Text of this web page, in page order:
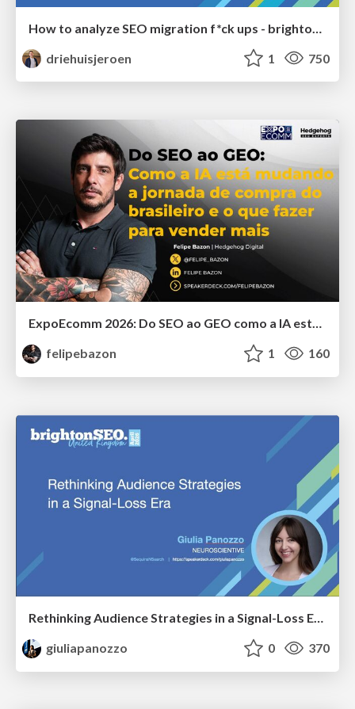
driehuisjeroen
1 750
ExpoEcomm 2026: Do SEO ao GEO como a IA está Mudando o Comportamento de Busca dos Brasileiros e o que Fazer para Vender Mais
felipebazon
1 160
Rethinking Audience Strategies in a Signal-Loss Era | BrightonSEO April 2026
giuliapanozzo
0 370